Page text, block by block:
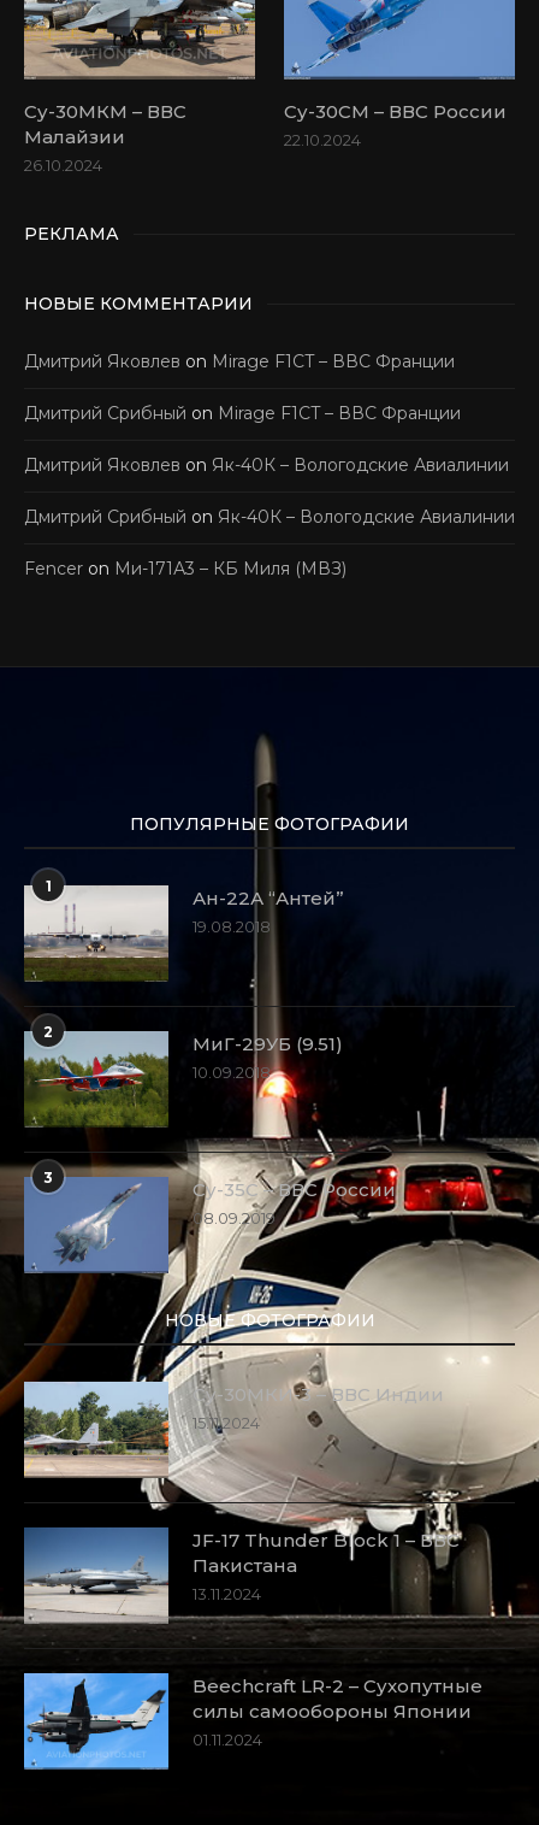
Су-30МКМ – ВВС
Малайзии
26.10.2024
Су-30СМ – ВВС России
22.10.2024
РЕКЛАМА
НОВЫЕ КОММЕНТАРИИ
Дмитрий Яковлев on Mirage F1CT – ВВС Франции
Дмитрий Срибный on Mirage F1CT – ВВС Франции
Дмитрий Яковлев on Як-40К – Вологодские Авиалинии
Дмитрий Срибный on Як-40К – Вологодские Авиалинии
Fencer on Ми-171А3 – КБ Миля (МВЗ)
ПОПУЛЯРНЫЕ ФОТОГРАФИИ
1
Ан-22А “Антей”
19.08.2018
2
МиГ-29УБ (9.51)
10.09.2018
3
Су-35С – ВВС России
08.09.2019
НОВЫЕ ФОТОГРАФИИ
Су-30МКИ-3 – ВВС Индии
15.11.2024
JF-17 Thunder Block 1 – ВВС
Пакистана
13.11.2024
Beechcraft LR-2 – Сухопутные
силы самообороны Японии
01.11.2024